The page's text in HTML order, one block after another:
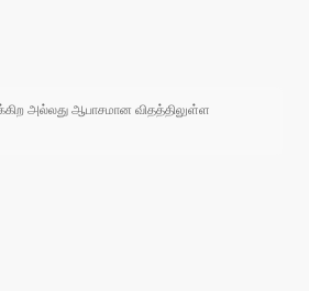
அல்லது ஆபாசமான விதத்திலுள்ள